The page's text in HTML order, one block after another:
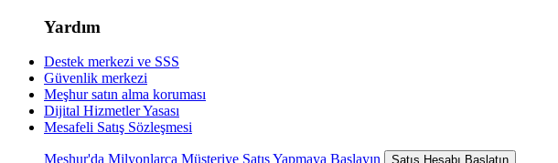
Yardım
Destek merkezi ve SSS
Güvenlik merkezi
Meşhur satın alma koruması
Dijital Hizmetler Yasası
Mesafeli Satış Sözleşmesi
Meşhur'da Milyonlarca Müşteriye Satış Yapmaya Başlayın Satış Hesabı Başlatın